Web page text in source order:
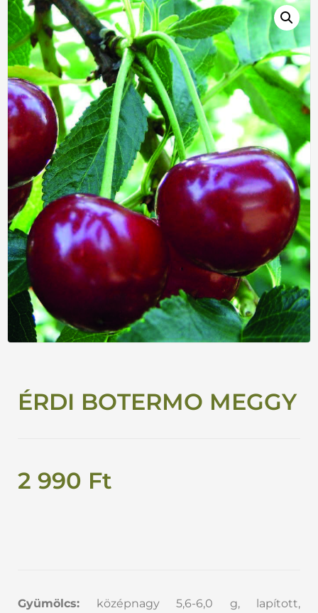
ÉRDI BOTERMO MEGGY
2 990 Ft
Gyümölcs: középnagy 5,6-6,0 g, lapított,